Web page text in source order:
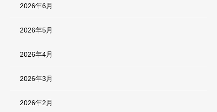
2026年6月
2026年5月
2026年4月
2026年3月
2026年2月